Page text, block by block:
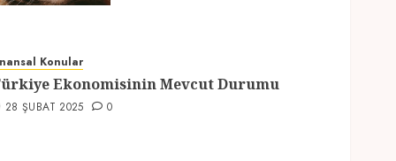
Konular
Ekonomisinin Mevcut Durumu
28 ŞUBAT 2025 0